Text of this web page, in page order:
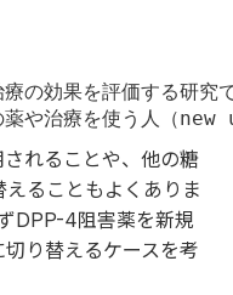
の効果を評価する研究
薬や治療を使う人（
れることや、他の糖
ることもよくありま
DPP-4阻害薬を新規
り替えるケースを考